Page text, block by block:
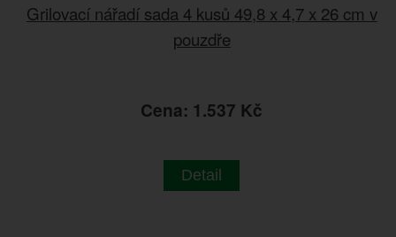
Grilovací nářadí sada 4 kusů 49,8 x 4,7 x 26 cm v
pouzdře
Cena: 1.537 Kč
Detail